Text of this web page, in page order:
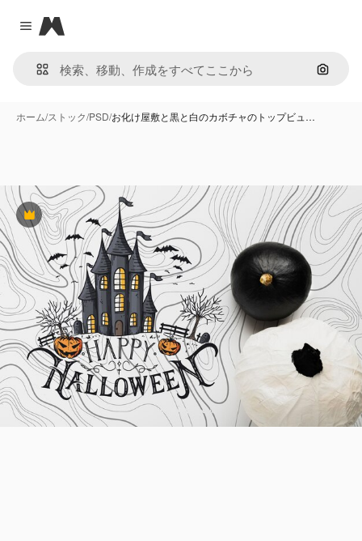
Close menu
Magnific
画像で
ホーム/ストック/PSD/お化け屋敷と黒と白のカボチャのトップビュ…
Premium